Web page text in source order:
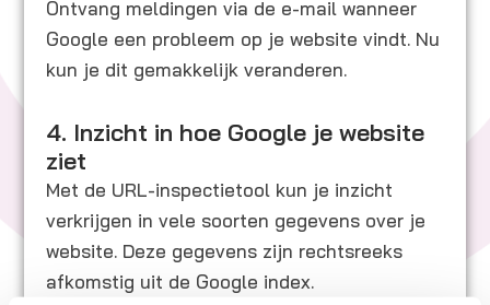
Ontvang meldingen via de e-mail wanneer
Google een probleem op je website vindt. Nu
kun je dit gemakkelijk veranderen.
4. Inzicht in hoe Google je website
ziet
Met de URL-inspectietool kun je inzicht
verkrijgen in vele soorten gegevens over je
website. Deze gegevens zijn rechtsreeks
afkomstig uit de Google index.